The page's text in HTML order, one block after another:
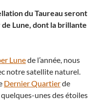
du Taureau seront
Lune, dont la brillante
Lunede l’année, nous
notre satellite naturel.
Dernier Quartierde
unes des étoiles